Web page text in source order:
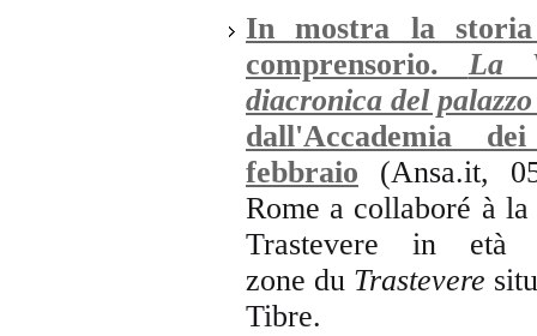
In mostra la
comprensorio. La
diacronica del
dall'Accademia
febbraio (Ansa.it,
Rome a collaboré à
Trastevere in
zone du Trastevere
Tibre.